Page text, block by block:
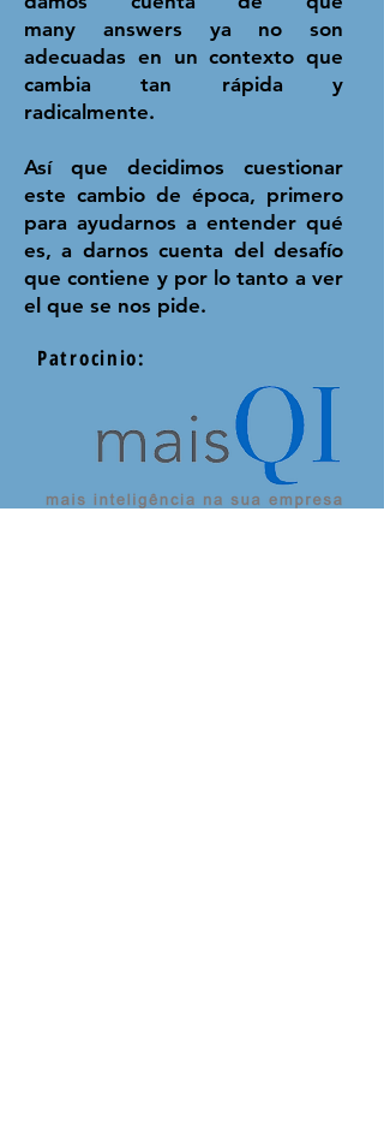
many answers ya no son
adecuadas en un contexto que
cambia tan rápida y
radicalmente.
Así que decidimos cuestionar
este cambio de época, primero
para ayudarnos a entender qué
es, a darnos cuenta del desafío
que contiene y por lo tanto a ver
el que se nos pide.
Patrocinio: